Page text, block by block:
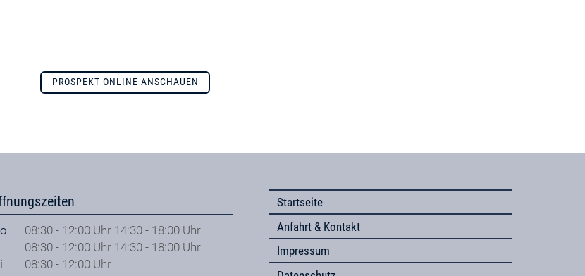
PROSPEKT ONLINE ANSCHAUEN
08:30 - 12:00 Uhr 14:30 - 18:00 Uhr
08:30 - 12:00 Uhr 14:30 - 18:00 Uhr
08:30 - 12:00 Uhr
Startseite
Anfahrt & Kontakt
Impressum